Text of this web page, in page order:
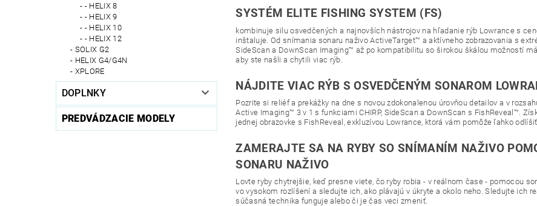
- HELIX 8
- HELIX 9
- HELIX 10
- HELIX 12
SOLIX G2
HELIX G4/G4N
XPLORE
DOPLNKY
PREDVÁDZACIE MODELY
SYSTÉM ELITE FISHING SYSTEM (FS)
kombinuje silu osvedčených a najnovších nástrojov na hľadanie rýb Lowrance s
inštaluje. Od snímania sonaru naživo ActiveTarget™ a aktívneho zobrazovania s
SideScan a DownScan Imaging™ až po kompatibilitu so širokou škálou možností
aby ste našli a chytili viac rýb.
NÁJDITE VIAC RÝB S OSVEDČENÝM SONAROM
Pozrite si reliéf a prekážky na dne s novou zdokonalenou úrovňou detailov a v
Active Imaging™ 3 v 1 s funkciami CHIRP, SideScan a DownScan s FishReveal™.
jednej obrazovke s FishReveal, exkluzívou Lowrance, ktorá vám pomôže ľahko
ZAMERAJTE SA NA RYBY SO SNÍMANÍM NAŽIVO
SONARU NAŽIVO
Lovte ryby chytrejšie, keď presne viete, čo ryby robia - v reálnom čase - pomocou
vo vysokom rozlíšení a sledujte ich, ako plávajú v úkryte a okolo neho. Sledujte ich
súčasná technika funguje alebo či je čas veci zmeniť.